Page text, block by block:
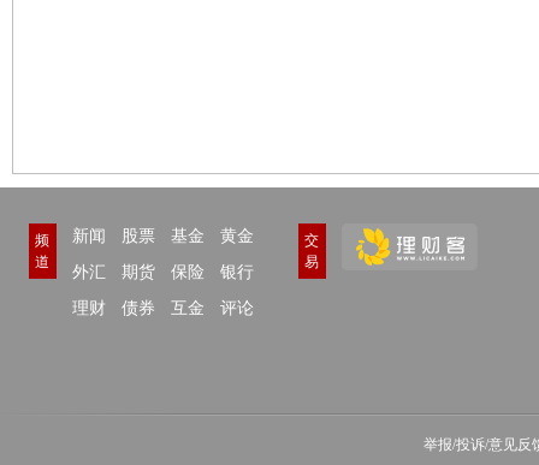
频
道
新闻 股票 基金
黄金
外汇
期货 保险
银行
理财
债券 互金 评论
交
易
举报/投诉/意见反